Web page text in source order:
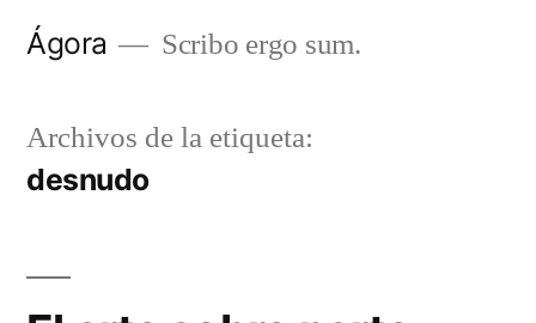
Saltar
Ágora Scribo ergo sum.
Archivos de la etiqueta:
desnudo